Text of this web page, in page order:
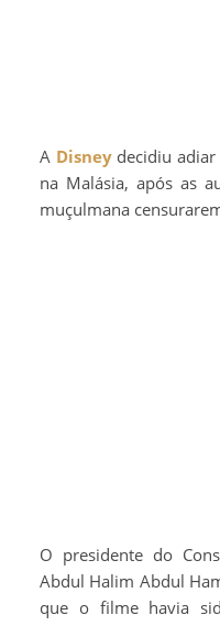
Disneydecidiu
na Malásia, após as
muçulmana
O presidente do
Abdul Halim Abdul
que o filme havia